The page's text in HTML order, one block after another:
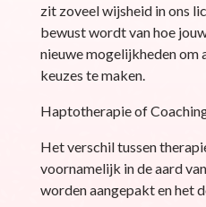
zit zoveel wijsheid in ons
bewust wordt van hoe
nieuwe mogelijkheden om
keuzes te maken.
Haptotherapie of
Het verschil tussen
voornamelijk in de aard
worden aangepakt en het